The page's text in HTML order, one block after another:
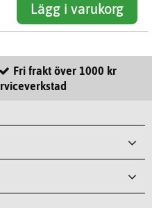
Lägg i varukorg
Fri frakt över 1000 kr